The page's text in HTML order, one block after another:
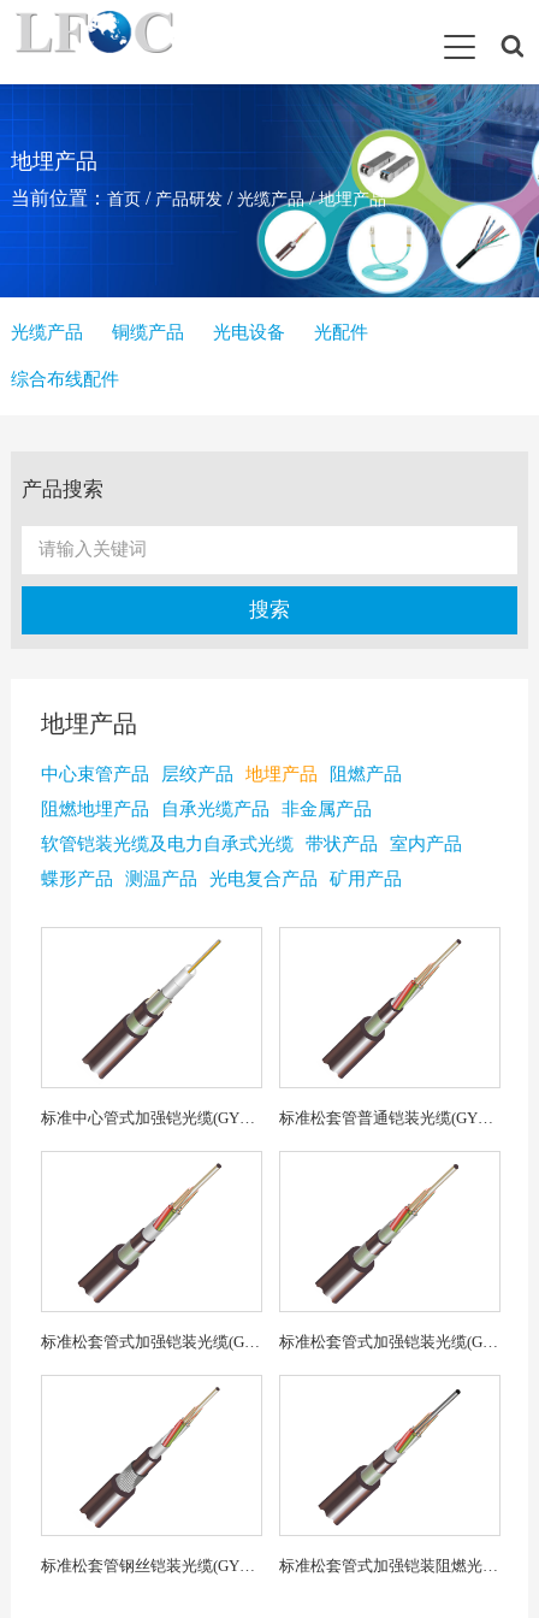
地埋产品
当前位置：首页/产品研发/ 光缆产品/地埋产品
光缆产品 铜缆产品 光电设备 光配件
综合布线配件
产品搜索
地埋产品
中心束管产品 层绞产品 地埋产品
阻燃产品
阻燃地埋产品
自承光缆产品
非金属产品
软管铠装光缆及电力自承式光缆
带状产品
室内产品
蝶形产品
测温产品 光电复合产品 矿用产品
标准中心管式加强铠光缆(GYXTW53) 标准松套管普通铠装光缆(GYTY53)
标准松套管式加强铠装光缆(GYTA53) 标准松套管式加强铠装光缆(GYTS53)
标准松套管钢丝铠装光缆(GYTA33) 标准松套管式加强铠装阻燃光缆(GYTA58)